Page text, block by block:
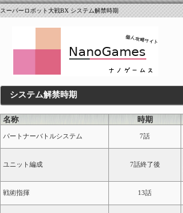
スーパーロボット大戦BX システム解禁時期
システム解禁時期
名称 時期
パートナーバトルシステム 7話
ユニット編成 7話終了後
戦術指揮 13話